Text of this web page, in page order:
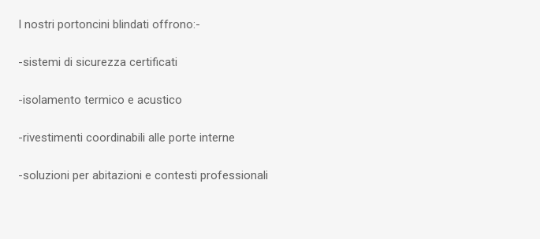
I nostri portoncini blindati offrono:-
-sistemi di sicurezza certificati
-isolamento termico e acustico
-rivestimenti coordinabili alle porte interne
-soluzioni per abitazioni e contesti professionali